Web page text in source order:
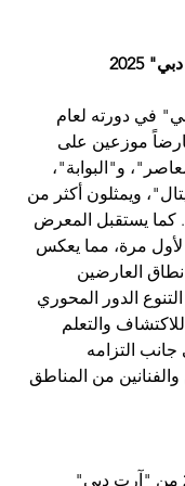
2025
في دورته لعام
أكثر من 120 عارضاً موزعين على
و"البوابة"،
ويمثلون أكثر من
كما يستقبل المعرض
مشاركاً لأول مرة، مما يعكس
العارضين
الدور المحوري
والتعلم
جانب التزامه
من المناطق
تشهد دورة عام 2025 من "آرت دبي"